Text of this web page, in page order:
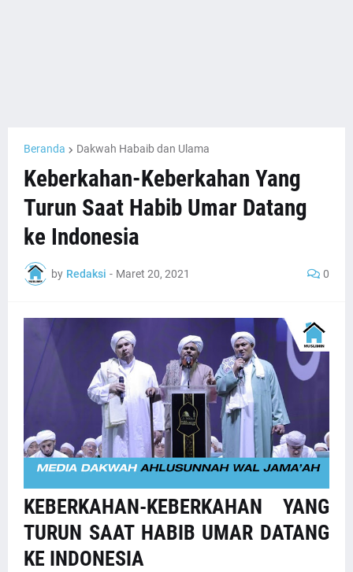
Beranda Dakwah Habaib dan Ulama
Keberkahan-Keberkahan Yang
Turun Saat Habib Umar Datang
ke Indonesia
by Redaksi - Maret 20, 2021 0
KEBERKAHAN-KEBERKAHAN YANG
TURUN SAAT HABIB UMAR DATANG
KE INDONESIA